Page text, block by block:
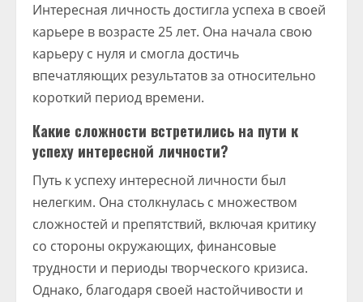
Интересная личность достигла успеха в своей
карьере в возрасте 25 лет. Она начала свою
карьеру с нуля и смогла достичь
впечатляющих результатов за относительно
короткий период времени.
Какие сложности встретились на пути к
успеху интересной личности?
Путь к успеху интересной личности был
нелегким. Она столкнулась с множеством
сложностей и препятствий, включая критику
со стороны окружающих, финансовые
трудности и периоды творческого кризиса.
Однако, благодаря своей настойчивости и